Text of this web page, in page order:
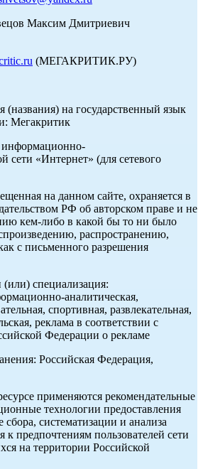
Максим Дмитриевич
(МЕГАКРИТИК.РУ)
(названия) на государственный язык
Мегакритик
информационно-
сети «Интернет» (для сетевого
на данном сайте, охраняется в
РФ об авторском праве и не
кем-либо в какой бы то ни было
распространению,
с письменного разрешения
специализация:
аналитическая,
спортивная, развлекательная,
реклама в соответствии с
Федерации о рекламе
Российская Федерация,
применяются рекомендательные
технологии предоставления
систематизации и анализа
к предпочтениям пользователей сети
на территории Российской